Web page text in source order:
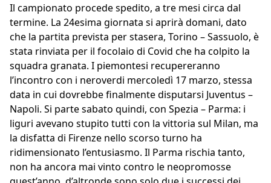
Il campionato procede spedito, a tre mesi circa dal
termine. La 24esima giornata si aprirà domani, dato
che la partita prevista per stasera, Torino – Sassuolo, è
stata rinviata per il focolaio di Covid che ha colpito la
squadra granata. I piemontesi recupereranno
l’incontro con i neroverdi mercoledì 17 marzo, stessa
data in cui dovrebbe finalmente disputarsi Juventus –
Napoli. Si parte sabato quindi, con Spezia – Parma: i
liguri avevano stupito tutti con la vittoria sul Milan, ma
la disfatta di Firenze nello scorso turno ha
ridimensionato l’entusiasmo. Il Parma rischia tanto,
non ha ancora mai vinto contro le neopromosse